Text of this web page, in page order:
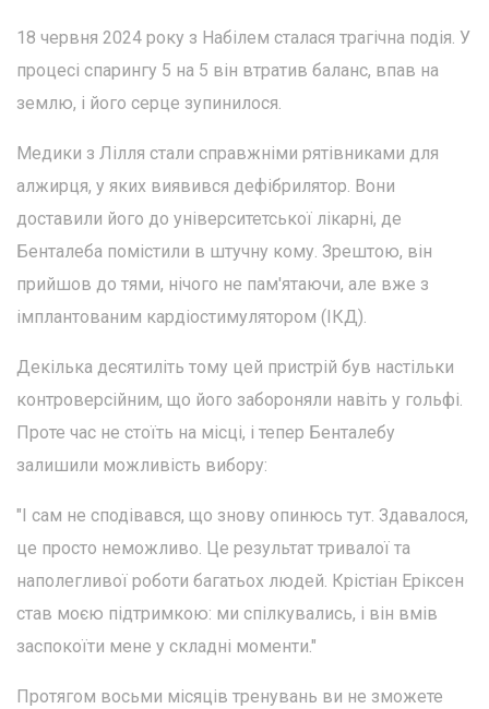
18 червня 2024 року з Набілем сталася трагічна подія. У
процесі спарингу 5 на 5 він втратив баланс, впав на
землю, і його серце зупинилося.
Медики з Лілля стали справжніми рятівниками для
алжирця, у яких виявився дефібрилятор. Вони
доставили його до університетської лікарні, де
Бенталеба помістили в штучну кому. Зрештою, він
прийшов до тями, нічого не пам'ятаючи, але вже з
імплантованим кардіостимулятором (ІКД).
Декілька десятиліть тому цей пристрій був настільки
контроверсійним, що його забороняли навіть у гольфі.
Проте час не стоїть на місці, і тепер Бенталебу
залишили можливість вибору:
"І сам не сподівався, що знову опинюсь тут. Здавалося,
це просто неможливо. Це результат тривалої та
наполегливої роботи багатьох людей. Крістіан Еріксен
став моєю підтримкою: ми спілкувались, і він вмів
заспокоїти мене у складні моменти."
Протягом восьми місяців тренувань ви не зможете